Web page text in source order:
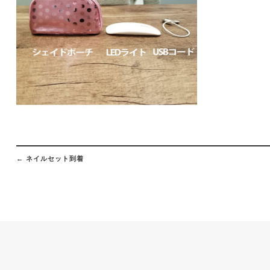
Post
navigation
← ネイルセット到着